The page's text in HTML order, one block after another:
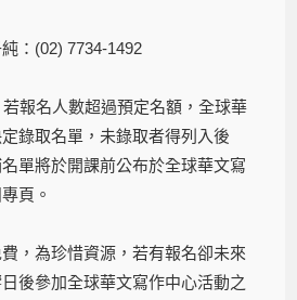
：(02) 7734-1492
報名人數超過預定名額，全球華
錄取名單，未錄取者得列入後
單將於開課前公布於全球華文寫
頁。
，為珍惜資源，若有報名卻未來
後參加全球華文寫作中心活動之